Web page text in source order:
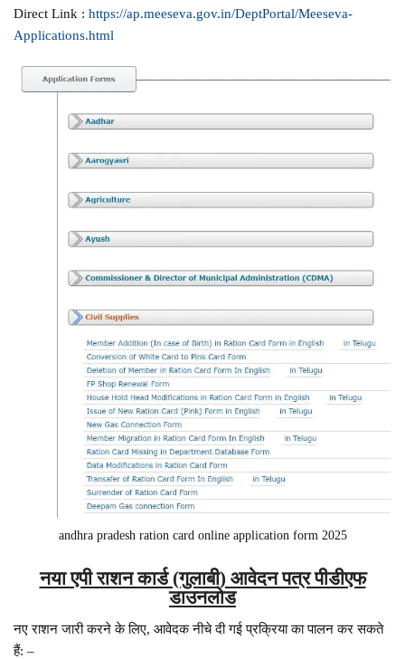
Direct Link :https://ap.meeseva.gov.in/DeptPortal/Meeseva-
Applications.html
andhra pradesh ration card online application form 2025
नया एपी राशन कार्ड (गुलाबी) आवेदन पत्र पीडीएफ
डाउनलोड
नए राशन जारी करने के लिए, आवेदक नीचे दी गई प्रक्रिया का पालन कर सकते
हैं: –